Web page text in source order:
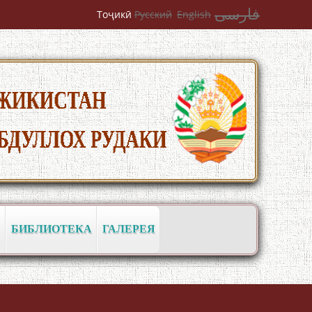
Тоҷикӣ Русский English فارسی
БИБЛИОТЕКА ГАЛЕРЕЯ
به عبارت دیگر: گفتگو با مومن قناعت
Mumin Qanoat
Қаноат\Meeting of young talents with
Mumyin Kanoat